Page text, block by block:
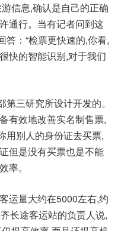
信息,确认是自己的正确
通行。当有记者问到这
：“检票更快速的,你看,
快的智能识别,对于我们
三研究所设计开发的。
有效地改善实名制售票,
用别人的身份证去买票,
但是没有买票也是不能
率。
运量大约在5000左右,约
长途客运站的负责人说,